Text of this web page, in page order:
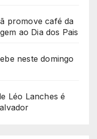
promove café da
ao Dia dos Pais
neste domingo
Léo Lanches é